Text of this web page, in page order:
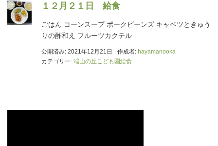
１２月２１日 給食
ごはん コーンスープ ポークビーンズ キャベツときゅう
りの酢和え フルーツカクテル
公開済み: 2021年12月21日 作成者: hayamanooka
カテゴリー: 端山の丘こども園給食